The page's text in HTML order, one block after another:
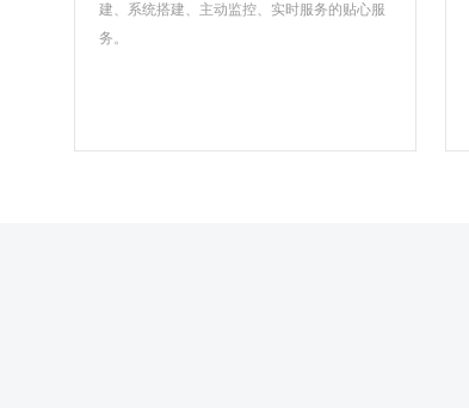
建、系统搭建、主动监控、实时服务的贴心服
务。